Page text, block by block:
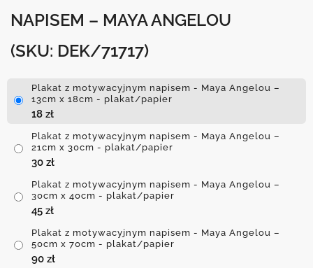
NAPISEM – MAYA ANGELOU
(SKU: DEK/71717)
Plakat z motywacyjnym napisem - Maya Angelou –
13cm x 18cm - plakat/papier
18 zł
Plakat z motywacyjnym napisem - Maya Angelou –
21cm x 30cm - plakat/papier
30 zł
Plakat z motywacyjnym napisem - Maya Angelou –
30cm x 40cm - plakat/papier
45 zł
Plakat z motywacyjnym napisem - Maya Angelou –
50cm x 70cm - plakat/papier
90 zł